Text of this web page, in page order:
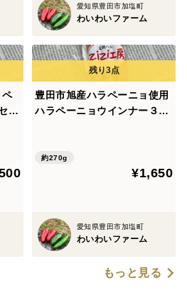
愛知県豊田市加塩町
わいわいファーム
ッ
豊田市旭産ハラペーニョ使用
ハラペーニョウインナー３本
約270g
¥1,650
愛知県豊田市加塩町
わいわいファーム
もっと見る